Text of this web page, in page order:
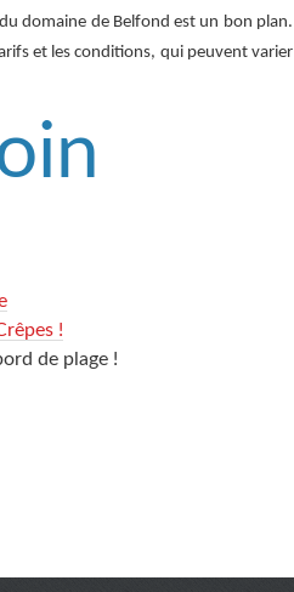
domaine de Belfond est un bon plan.
et les conditions, qui peuvent varier
!
de plage !